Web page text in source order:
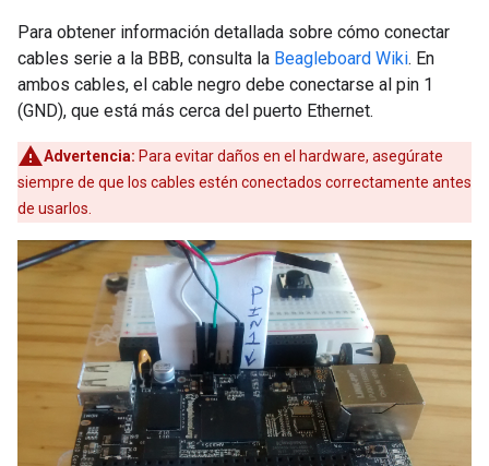
Para obtener información detallada sobre cómo conectar
cables serie a la BBB, consulta la Beagleboard Wiki. En
ambos cables, el cable negro debe conectarse al pin 1
(GND), que está más cerca del puerto Ethernet.
Advertencia: Para evitar daños en el hardware, asegúrate
siempre de que los cables estén conectados correctamente antes
de usarlos.